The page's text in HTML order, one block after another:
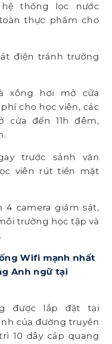
thống lọc nước
thực phẩm cho
điện tránh trường
xông hơi mở cửa
cho học viên, các
cửa đến 11h đêm,
trước sảnh văn
viên rút tiền mặt
camera giám sát,
trường học tập và
Wifi mạnh nhất
Anh ngữ tại
được lắp đặt tại
của đường truyền
10 dây cáp quang